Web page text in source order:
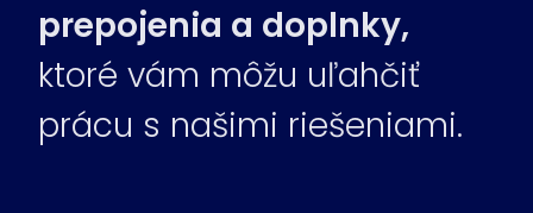
prepojenia a doplnky,
ktoré vám môžu uľahčiť
prácu s našimi riešeniami.